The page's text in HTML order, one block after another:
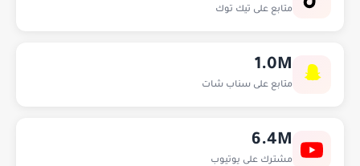
متابع على تيك توك
1.0M
متابع على سناب شات
6.4M
مشترك على يوتيوب